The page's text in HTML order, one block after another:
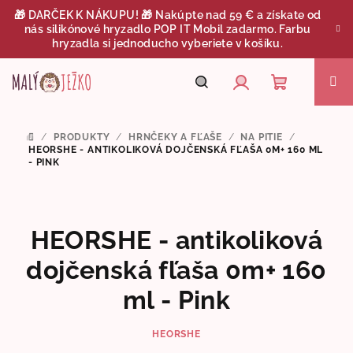
Prejsť
🎁 DARČEK K NÁKUPU! 🎁 Nakúpte nad 59 € a získate od
nás silikónové hryzadlo POP IT Mobil zadarmo. Farbu
hryzadla si jednoducho vyberiete v košíku.
Nákupný
košík
DOMOV
/ PRODUKTY / HRNČEKY A FĽAŠE / NA PITIE
/
HEORSHE - ANTIKOLIKOVÁ DOJČENSKÁ FĽAŠA 0M+ 160 ML
- PINK
HEORSHE - antikoliková
dojčenská fľaša 0m+ 160
ml - Pink
HEORSHE